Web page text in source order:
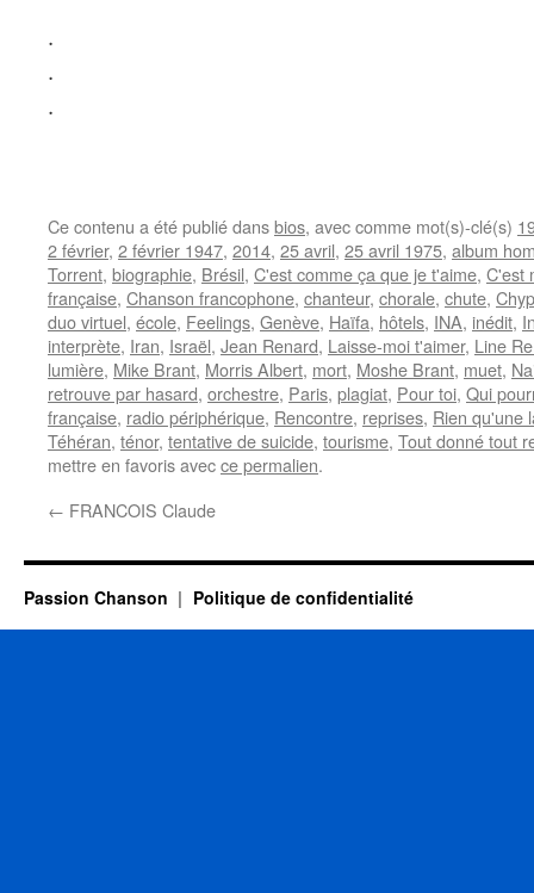
.
.
.
Ce contenu a été publié dansbios, avec comme mot(s)-clé(s)
2 février, 2 février 1947, 2014, 25 avril, 25 avril 1975, album
Torrent, biographie, Brésil, C'est comme ça que je t'aime, C'est
française, Chanson francophone, chanteur, chorale, chute,
duo virtuel, école, Feelings, Genève, Haïfa, hôtels, INA, inédit,
interprète, Iran, Israël, Jean Renard, Laisse-moi t'aimer, Line
lumière, Mike Brant, Morris Albert, mort, Moshe Brant, muet,
retrouve par hasard, orchestre, Paris, plagiat, Pour toi, Qui
française, radio périphérique, Rencontre, reprises, Rien qu'une
Téhéran, ténor, tentative de suicide, tourisme, Tout donné tout
mettre en favoris avecce permalien.
← FRANCOIS Claude
Passion Chanson Politique de confidentialité